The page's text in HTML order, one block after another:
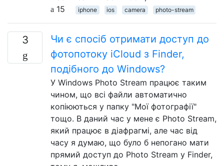
15
iphone ios camera photo-stream
3
Чи є спосіб отримати доступ до
фотопотоку iCloud з Finder,
подібного до Windows?
У Windows Photo Stream працює таким
чином, що всі файли автоматично
копіюються у папку "Мої фотографії"
тощо. В даний час у мене є Photo Stream,
який працює в діафрагмі, але час від
часу я думаю, що було б непогано мати
прямий доступ до Photo Stream у Finder,